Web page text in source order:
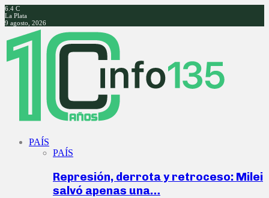
6.4 C
La Plata
9 agosto, 2026
Facebook
Twitter
Instagram
Youtube
PAÍS
PAÍS
Represión, derrota y retroceso: Milei
salvó apenas una…